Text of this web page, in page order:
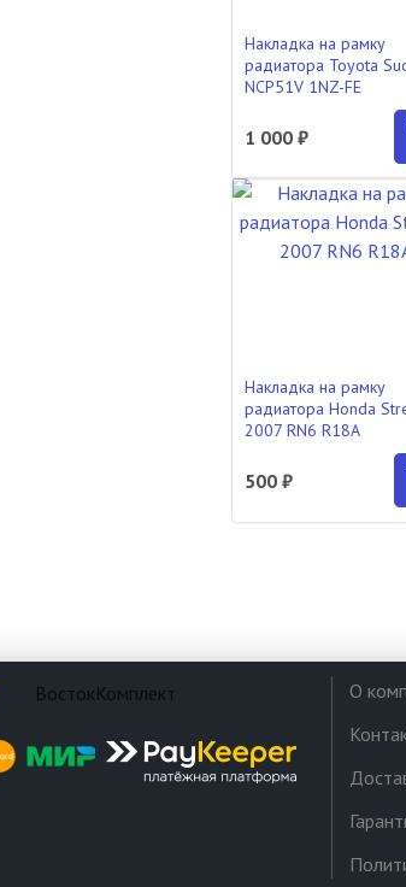
Накладка на рамку
радиатора Toyota
NCP51V 1NZ-FE
1 000 ₽
Накладка на рамку
радиатора Honda
2007 RN6 R18A
500 ₽
О